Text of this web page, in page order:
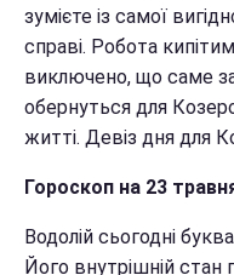
зумієте із самої
справі. Робота
виключено, що саме
обернуться для
житті. Девіз дня для
Гороскоп на 23
Водолій сьогодні
Його внутрішній стан